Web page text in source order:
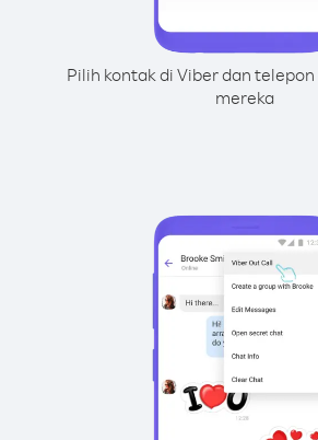
Pilih kontak di Viber dan
mereka